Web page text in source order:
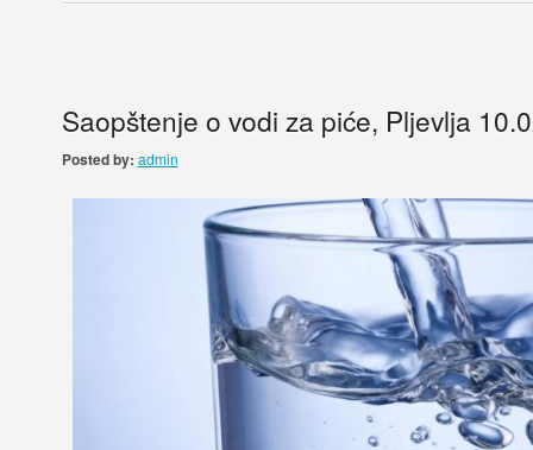
Saopštenje o vodi za piće, Pljevlja
Posted by: admin